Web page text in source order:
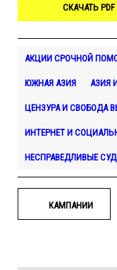
СКАЧАТЬ PDF
АКЦИИ СРОЧНОЙ
ЮЖНАЯ АЗИЯ АЗИЯ
ЦЕНЗУРА И СВОБОДА
ИНТЕРНЕТ И
НЕСПРАВЕДЛИВЫЕ
КАМПАНИИ